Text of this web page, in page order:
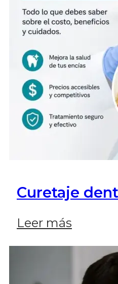
Curetaje
Leer más